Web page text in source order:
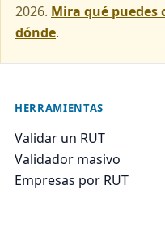
2026. Mira qué
dónde.
HERRAMIENTAS
Validar un RUT
Validador masivo
Empresas por RUT